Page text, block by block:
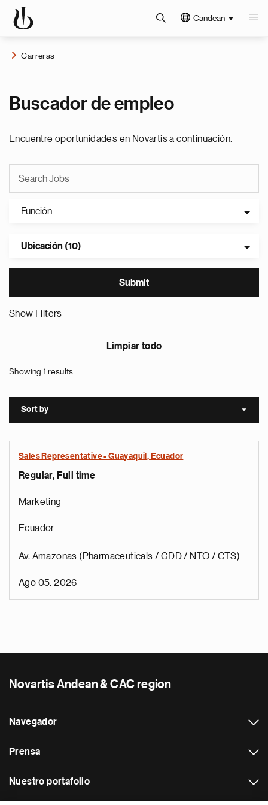
Candean
Carreras
Buscador de empleo
Encuentre oportunidades en Novartis a continuación.
Función
Ubicación (10)
Show Filters
Limpiar todo
Showing 1 results
Sort by Sort
Sales Representative - Guayaquil, Ecuador
Regular, Full time
Marketing
Ecuador
Av. Amazonas (Pharmaceuticals / GDD / NTO / CTS)
Ago 05, 2026
Novartis Andean & CAC region
Navegador
Prensa
Nuestro portafolio